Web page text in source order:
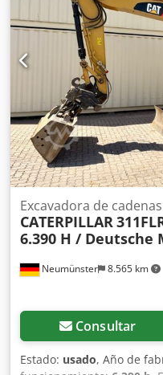
Neumünster 8.565 km
Excavadora de cadenas
CATERPILLAR
6.390 H / Deutsche
Consultar
Estado: usado, Año de